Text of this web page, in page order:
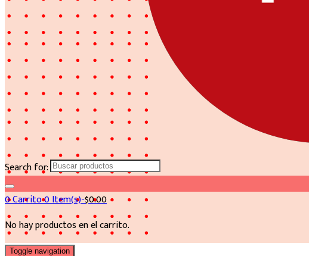
Search for:
0Carrito0 Item(s)-$0.00
No hay productos en el carrito.
Toggle navigation